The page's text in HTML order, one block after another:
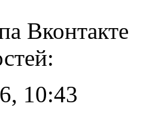
Вконтакте
10:43